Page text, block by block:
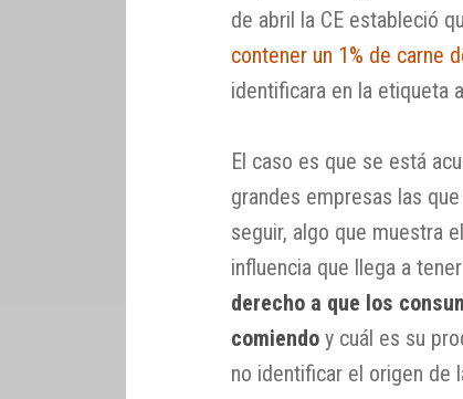
de abril la CE estableció
contener un 1% de carne
identificara en la etiqueta
El caso es que se está
grandes empresas las
seguir, algo que muestra
influencia que llega a
derecho a que los
comiendo y cuál es su
no identificar el origen de